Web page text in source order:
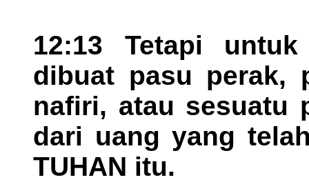
12:13 Tetapi
dibuat pasu perak,
nafiri, atau sesuatu
dari uang yang
TUHAN itu.